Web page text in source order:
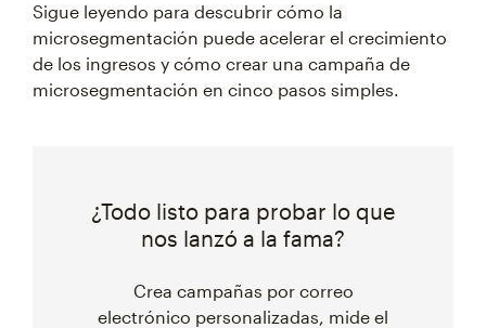
Sigue leyendo para descubrir cómo la
microsegmentación puede acelerar el crecimiento
de los ingresos y cómo crear una campaña de
microsegmentación en cinco pasos simples.
¿Todo listo para probar lo que
nos lanzó a la fama?
Crea campañas por correo
electrónico personalizadas, mide el